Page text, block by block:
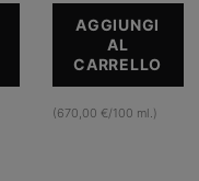
EYE BALM
AGGIUNGI
AL
CARRELLO
(670,00 €/100 ml.)